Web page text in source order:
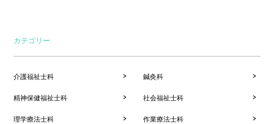
カテゴリー
介護福祉士科 鍼灸科
精神保健福祉士科 社会福祉士科
理学療法士科 作業療法士科